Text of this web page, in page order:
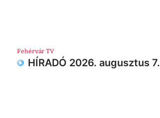
Fehérvár TV
HÍRADÓ 2026. augusztus 7.